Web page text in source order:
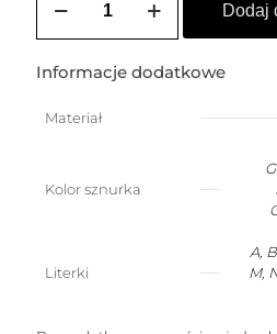
Bransoletka
szczęście
dowolną
literką
Dodaj
Informacje dodatkowe
Materiał
Kolor sznurka
Literki
A,
M,